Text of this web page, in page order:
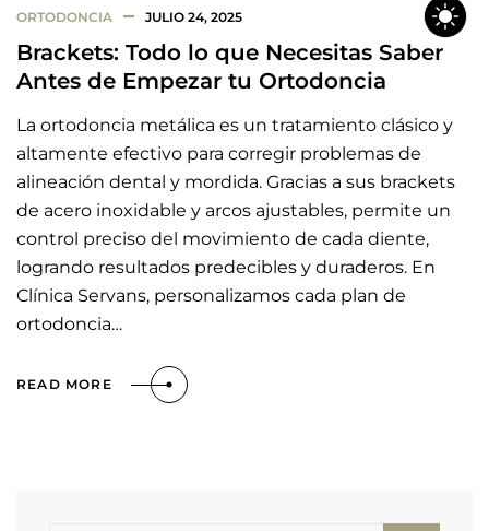
ORTODONCIA JULIO 24, 2025
Brackets: Todo lo que Necesitas Saber
Antes de Empezar tu Ortodoncia
La ortodoncia metálica es un tratamiento clásico y
altamente efectivo para corregir problemas de
alineación dental y mordida. Gracias a sus brackets
de acero inoxidable y arcos ajustables, permite un
control preciso del movimiento de cada diente,
logrando resultados predecibles y duraderos. En
Clínica Servans, personalizamos cada plan de
ortodoncia…
READ MORE